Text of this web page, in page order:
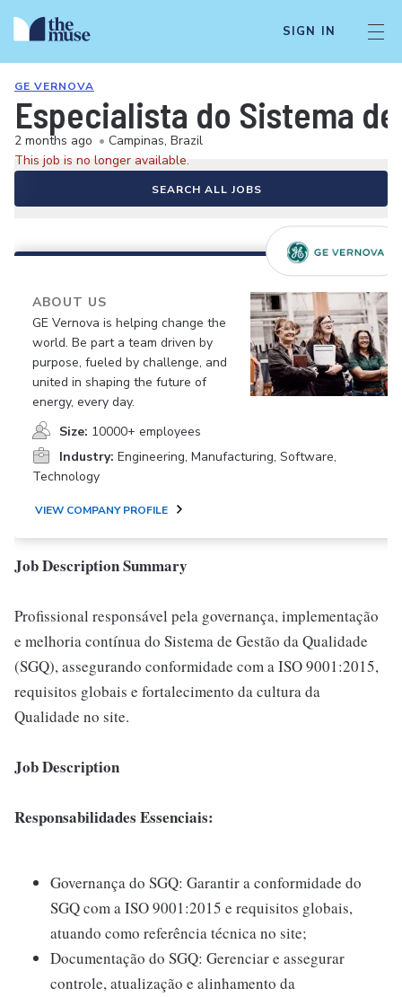
SIGN IN
GE VERNOVA
Especialista do Sistema
2 months ago • Campinas, Brazil
This job is no longer available.
SEARCH ALL JOBS
ABOUT US
GE Vernova is helping change the
world. Be part a team driven by
purpose, fueled by challenge, and
united in shaping the future of
energy, every day.
Size: 10000+ employees
Industry: Engineering, Manufacturing, Software,
Technology
VIEW COMPANY PROFILE
Job Description Summary
Profissional responsável pela governança, implementação
e melhoria contínua do Sistema de Gestão da Qualidade
(SGQ), assegurando conformidade com a ISO 9001:2015,
requisitos globais e fortalecimento da cultura da
Qualidade no site.
Job Description
Responsabilidades Essenciais:
Governança do SGQ: Garantir a conformidade do
SGQ com a ISO 9001:2015 e requisitos globais,
atuando como referência técnica no site;
Documentação do SGQ: Gerenciar e assegurar
controle, atualização e alinhamento da